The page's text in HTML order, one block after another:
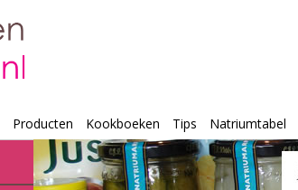
Producten Kookboeken Tips Natriumtabel